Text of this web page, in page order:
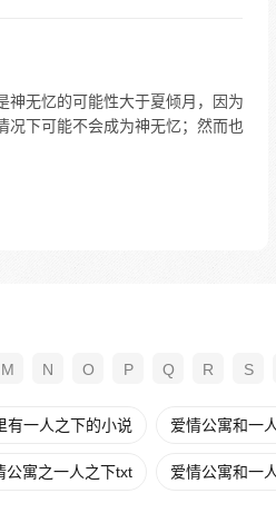
神无忆的可能性大于夏倾月，因为
况下可能不会成为神无忆；然而也
M N O P Q R S
有一人之下的小说 爱情公寓和一
公寓之一人之下txt 爱情公寓和一